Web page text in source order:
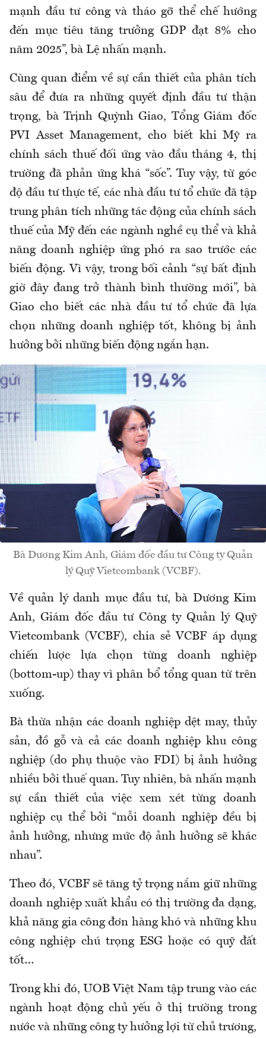
mạnh đầu tư công và tháo gỡ thể chế hướng
đến mục tiêu tăng trưởng GDP đạt 8% cho
năm 2025”, bà Lệ nhấn mạnh.
Cùng quan điểm về sự cần thiết của phân tích
sâu để đưa ra những quyết định đầu tư thận
trọng, bà Trịnh Quỳnh Giao, Tổng Giám đốc
PVI Asset Management, cho biết khi Mỹ ra
chính sách thuế đối ứng vào đầu tháng 4, thị
trường đã phản ứng khá “sốc”. Tuy vậy, từ góc
độ đầu tư thực tế, các nhà đầu tư tổ chức đã tập
trung phân tích những tác động của chính sách
thuế của Mỹ đến các ngành nghề cụ thể và khả
năng doanh nghiệp ứng phó ra sao trước các
biến động. Vì vậy, trong bối cảnh “sự bất định
giờ đây đang trở thành bình thường mới”, bà
Giao cho biết các nhà đầu tư tổ chức đã lựa
chọn những doanh nghiệp tốt, không bị ảnh
hưởng bởi những biến động ngắn hạn.
Bà Dương Kim Anh, Giám đốc đầu tư Công ty Quản
lý Quỹ Vietcombank (VCBF).
Về quản lý danh mục đầu tư, bà Dương Kim
Anh, Giám đốc đầu tư Công ty Quản lý Quỹ
Vietcombank (VCBF), chia sẻ VCBF áp dụng
chiến lược lựa chọn từng doanh nghiệp
(bottom-up) thay vì phân bổ tổng quan từ trên
xuống.
Bà thừa nhận các doanh nghiệp dệt may, thủy
sản, đồ gỗ và cả các doanh nghiệp khu công
nghiệp (do phụ thuộc vào FDI) bị ảnh hưởng
nhiều bởi thuế quan. Tuy nhiên, bà nhấn mạnh
sự cần thiết của việc xem xét từng doanh
nghiệp cụ thể bởi “mỗi doanh nghiệp đều bị
ảnh hưởng, nhưng mức độ ảnh hưởng sẽ khác
nhau”.
Theo đó, VCBF sẽ tăng tỷ trọng nắm giữ những
doanh nghiệp xuất khẩu có thị trường đa dạng,
khả năng gia công đơn hàng khó và những khu
công nghiệp chú trọng ESG hoặc có quỹ đất
tốt…
Trong khi đó, UOB Việt Nam tập trung vào các
ngành hoạt động chủ yếu ở thị trường trong
nước và những công ty hưởng lợi từ chủ trương,